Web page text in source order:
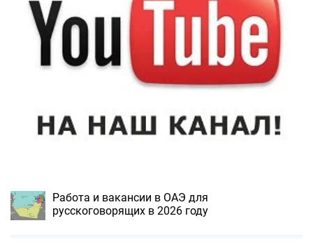
Работа и вакансии в ОАЭ для
русскоговорящих в 2026 году